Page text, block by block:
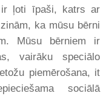
ir ļoti īpaši, katrs ar
ka mūsu bērni
Mūsu bērniem ir
vairāku speciālo
piemērošana, it
sociālā